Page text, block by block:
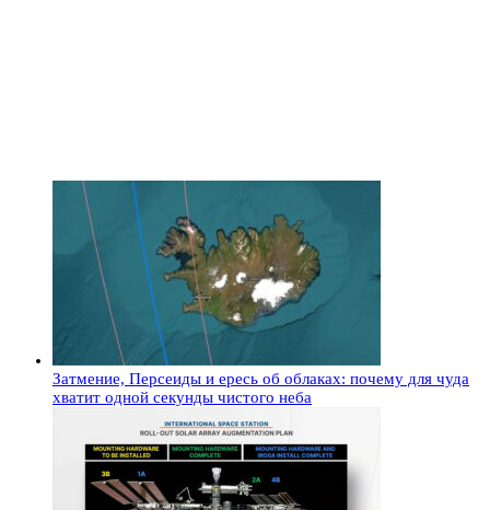
Затмение, Персеиды и ересь об облаках: почему для чуда
хватит одной секунды чистого неба